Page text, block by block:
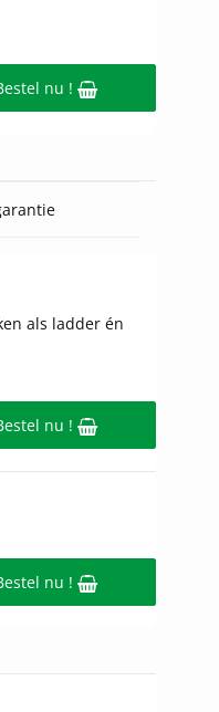
nu !
als ladder én
nu !
nu !